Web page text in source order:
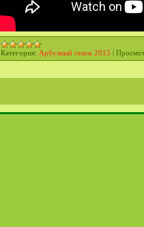
Категория: Арбузный сезон 2015 |